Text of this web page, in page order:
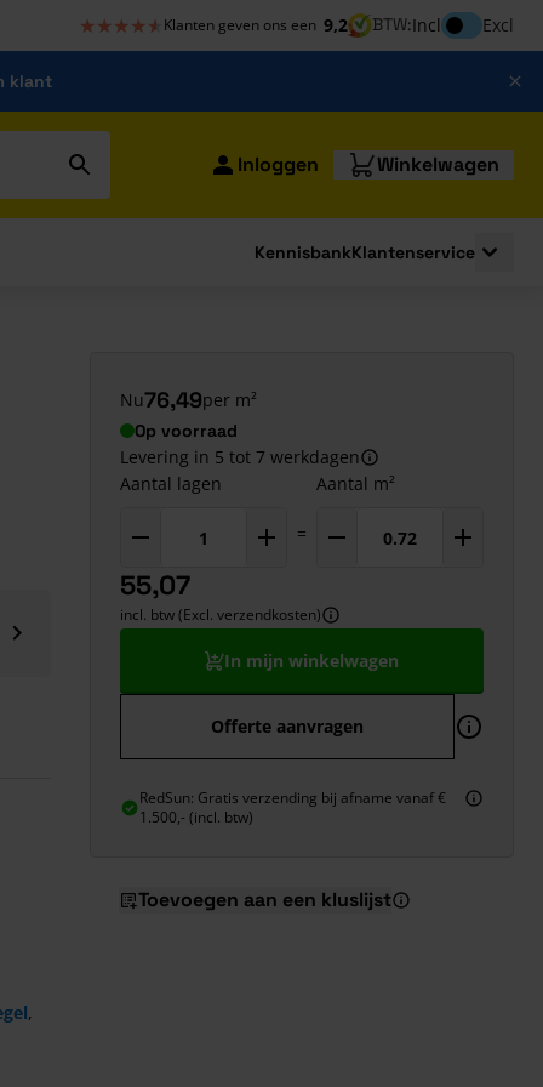
★★★★★
★★★★★ Klanten geven ons een 9,2 BTW:InclInclusief btw
Excl
klant
Inloggen Winkelwagen
for Bouwshop
KennisbankKlantenservice
,
Nu76,49per m²
Op voorraad
Levering in 5 tot 7 werkdagen
Aantal lagen
=
Aantal m²
55,07
incl. btw (Excl. verzendkosten)
In mijn winkelwagen
Offerte aanvragen
RedSun: Gratis verzending bij afname vanaf €
1.500,- (incl. btw)
Toevoegen aan een kluslijst